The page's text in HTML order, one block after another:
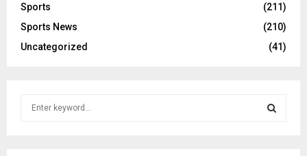
Sports
(211)
Sports News
(210)
Uncategorized
(41)